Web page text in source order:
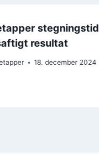
stegningstid
resultat
18. december 2024